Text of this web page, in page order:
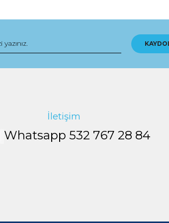
İletişim
Whatsapp 532 767 28 84